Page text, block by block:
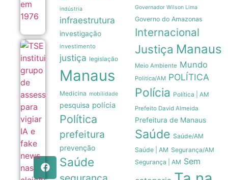
TSE institui
grupo de
assessoramento
para vigiar IA e
fake news nas
eleições de
2026
07/08
indústria
infraestrutura
investigação
investimento
justiça legislação
Manaus
Medicina mobilidade
pesquisa polícia
Política
prefeitura
prevenção
Saúde
Governador Wilson Lima
Governo do Amazonas
Internacional
Justiça Manaus
Meio Ambiente Mundo
Politica/AM POLÍTICA
Polícia Política | AM
Prefeito David Almeida
Prefeitura de Manaus
Saúde Saúde/AM
Saúde | AM Segurança/AM
Segurança | AM Sem